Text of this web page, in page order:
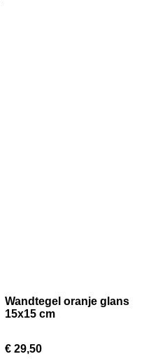
Wandtegel oranje glans
15x15 cm
€ 29,50